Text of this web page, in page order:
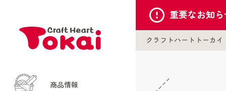
商品情報
重要なお知
クラフトハートトーカイ